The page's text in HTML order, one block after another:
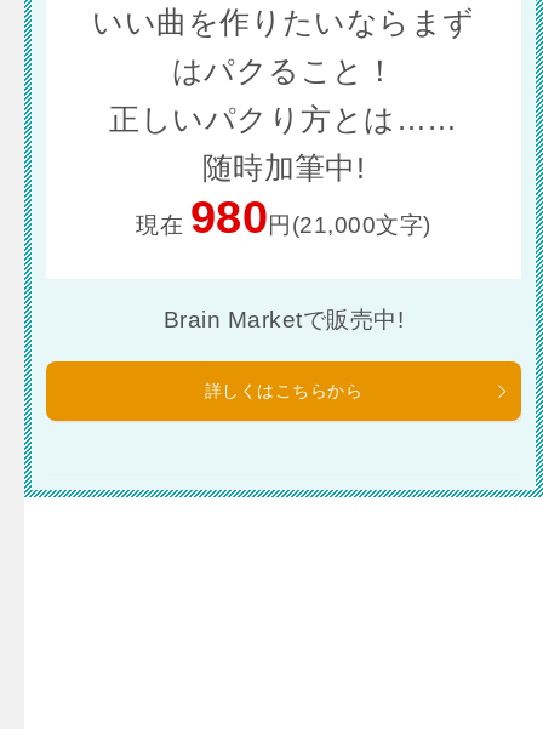
いい曲を作りたいならまず
はパクること！
正しいパクり方とは……
随時加筆中!
現在 980円(21,000文字)
Brain Marketで販売中!
詳しくはこちらから